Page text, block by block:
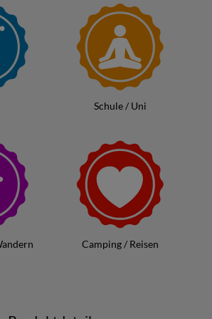
Zubereitung und Lagerung ist Kendy
da es jederzeit schnell zur Hand
bietet eine erfrischende und gesunde
zuckerhaltigen Limonaden und
Wahl für alle, die nach einem
Erfrischungsgetränk suchen
der eine perfekte Kombination aus
bietet
und somit nicht nur ein
sondern auch eine gesunde Wahl für
Step ist eine ideale Lösung für jeden, der
einem praktischen, leckeren und
Getränk ist.
Schule / Uni
Camping / Reisen